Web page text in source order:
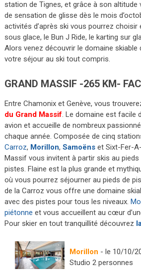
station de Tignes, et grâce à son
de sensation de glisse dès le mois
activités d’après ski vous pourrez choisir
sous glace, le Bun J Ride, le karting sur
Alors venez découvrir le domaine skiable
votre séjour au ski tout compris.
GRAND MASSIF -265 KM-
Entre Chamonix et Genève, vous
du Grand Massif. Le domaine est facile
avion et accueille de nombreux
chaque année. Composée de cinq
Carroz, Morillon, Samoënset Sixt-Fer-
Massif vous invitent à partir skis au pieds
pistes. Flaine est la plus grande et
où vous pourrez séjourner au pieds de
de la Carroz vous offre une domaine
avec des pistes pour tous les niveaux.
piétonne et vous accueillent au cœur
Pour skier en tout tranquillité découvrez
Morillon - le 10/10/
Studio 2 personnes